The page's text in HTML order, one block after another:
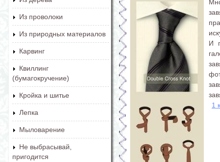
Из проволоки
Из природных материалов
Карвинг
Квиллинг
(бумагокручение)
Кройка и шитье
Лепка
Мыловарение
Не выбрасывай,
пригодится
И
1